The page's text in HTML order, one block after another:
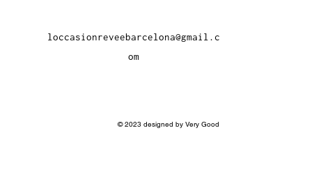
loccasionreveebarcelona@gmail.c
om
© 2023 designed by Very Good